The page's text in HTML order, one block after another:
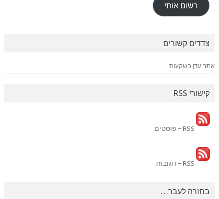
רשום אותי
צדדים קשורים
אתר עדן השקעות
קישורי RSS
RSS – פוסטים
RSS – תגובות
בחזרה לעבר…